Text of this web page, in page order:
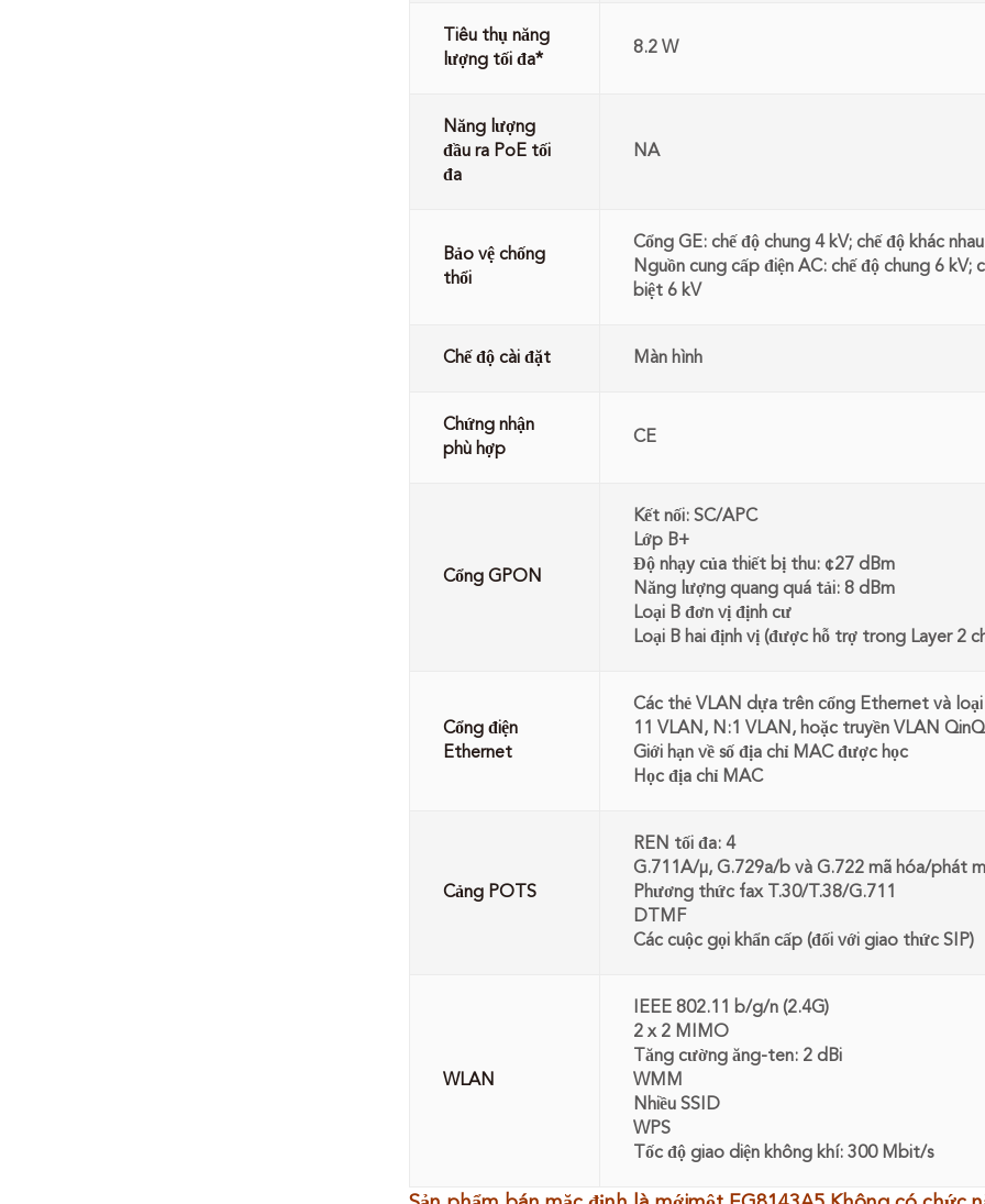
Tiêu thụ năng
lượng tối đa*
8.2 W
Năng lượng
đầu ra PoE tối
đa
NA
Bảo vệ chống
thổi
Cổng GE: chế độ chung 4 kV; chế độ khác
Nguồn cung cấp điện AC: chế độ chung 6 kV;
biệt 6 kV
Chế độ cài đặt Màn hình
Chứng nhận
phù hợp
CE
Cổng GPON
Kết nối: SC/APC
Lớp B+
Độ nhạy của thiết bị thu: ¢27 dBm
Năng lượng quang quá tải: 8 dBm
Loại B đơn vị định cư
Loại B hai định vị (được hỗ trợ trong Layer 2
Cổng điện
Ethernet
Các thẻ VLAN dựa trên cổng Ethernet và
11 VLAN, N:1 VLAN, hoặc truyền VLAN
Giới hạn về số địa chỉ MAC được học
Học địa chỉ MAC
Cảng POTS
REN tối đa: 4
G.711A/μ, G.729a/b và G.722 mã hóa/phát
Phương thức fax T.30/T.38/G.711
DTMF
Các cuộc gọi khẩn cấp (đối với giao thức SIP)
WLAN
IEEE 802.11 b/g/n (2.4G)
2 x 2 MIMO
Tăng cường ăng-ten: 2 dBi
WMM
Nhiều SSID
WPS
Tốc độ giao diện không khí: 300 Mbit/s